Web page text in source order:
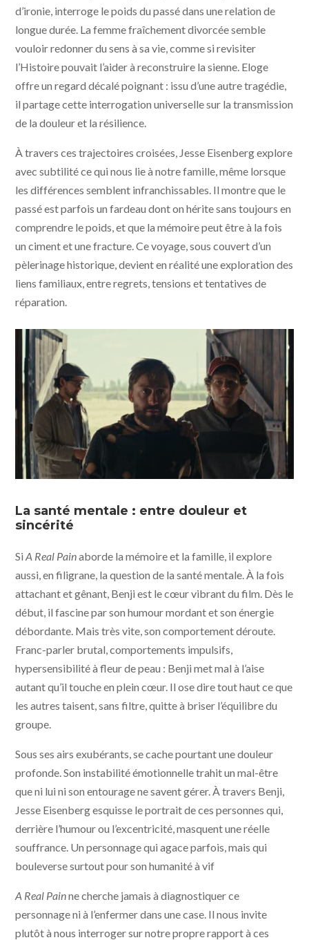
d’ironie, interroge le poids du passé dans une relation de
longue durée. La femme fraîchement divorcée semble
vouloir redonner du sens à sa vie, comme si revisiter
l’Histoire pouvait l’aider à reconstruire la sienne. Eloge
offre un regard décalé poignant : issu d’une autre tragédie,
il partage cette interrogation universelle sur la transmission
de la douleur et la résilience.
À travers ces trajectoires croisées, Jesse Eisenberg explore
avec subtilité ce qui nous lie à notre famille, même lorsque
les différences semblent infranchissables. Il montre que le
passé est parfois un fardeau dont on hérite sans toujours en
comprendre le poids, et que la mémoire peut être à la fois
un ciment et une fracture. Ce voyage, sous couvert d’un
pèlerinage historique, devient en réalité une exploration des
liens familiaux, entre regrets, tensions et tentatives de
réparation.
Reserved
La santé mentale : entre douleur et
sincérité
SiA Real Painaborde la mémoire et la famille, il explore
aussi, en filigrane, la question de la santé mentale. À la fois
attachant et gênant, Benji est le cœur vibrant du film. Dès le
début, il fascine par son humour mordant et son énergie
débordante. Mais très vite, son comportement déroute.
Franc-parler brutal, comportements impulsifs,
hypersensibilité à fleur de peau : Benji met mal à l’aise
autant qu’il touche en plein cœur. Il ose dire tout haut ce que
les autres taisent, sans filtre, quitte à briser l’équilibre du
groupe.
Sous ses airs exubérants, se cache pourtant une douleur
profonde. Son instabilité émotionnelle trahit un mal-être
que ni lui ni son entourage ne savent gérer. À travers Benji,
Jesse Eisenberg esquisse le portrait de ces personnes qui,
derrière l’humour ou l’excentricité, masquent une réelle
souffrance. Un personnage qui agace parfois, mais qui
bouleverse surtout pour son humanité à vif
A Real Painne cherche jamais à diagnostiquer ce
personnage ni à l’enfermer dans une case. Il nous invite
plutôt à nous interroger sur notre propre rapport à ces